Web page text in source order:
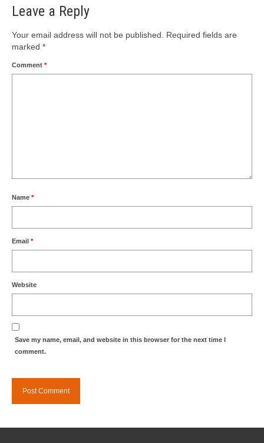
Leave a Reply
Your email address will not be published. Required fields are
marked *
Comment *
Name *
Email *
Website
Save my name, email, and website in this browser for the next time I
comment.